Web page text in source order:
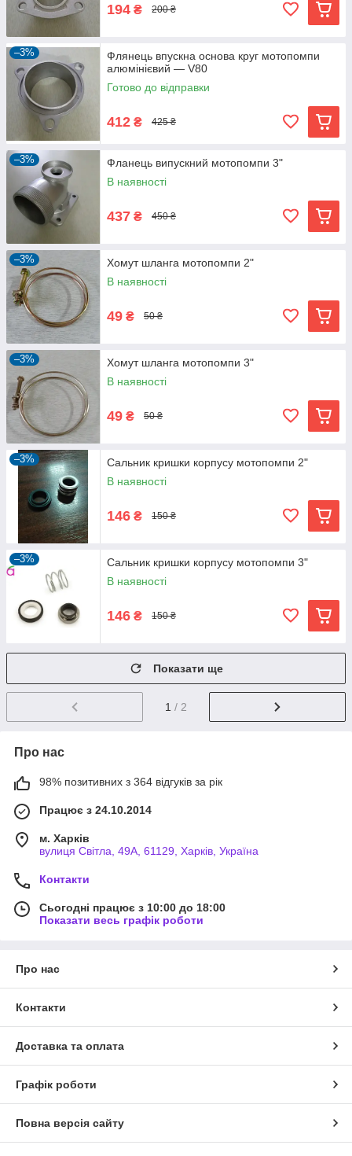
194 ₴ 200 ₴
–3%
Флянець впускна основа круг мотопомпи
алюмінієвий — V80
Готово до відправки
412 ₴ 425 ₴
–3%
Фланець випускний мотопомпи 3"
В наявності
437 ₴ 450 ₴
–3%
Хомут шланга мотопомпи 2"
В наявності
49 ₴ 50 ₴
–3%
Хомут шланга мотопомпи 3"
В наявності
49 ₴ 50 ₴
–3%
Сальник кришки корпусу мотопомпи 2"
В наявності
146 ₴ 150 ₴
–3%
Сальник кришки корпусу мотопомпи 3"
В наявності
146 ₴ 150 ₴
Показати ще
1 / 2
Про нас
98% позитивних з 364 відгуків за рік
Працює з 24.10.2014
м. Харків
вулиця Світла, 49А, 61129, Харків, Україна
Контакти
Сьогодні працює з 10:00 до 18:00
Показати весь графік роботи
Про нас
Контакти
Доставка та оплата
Графік роботи
Повна версія сайту